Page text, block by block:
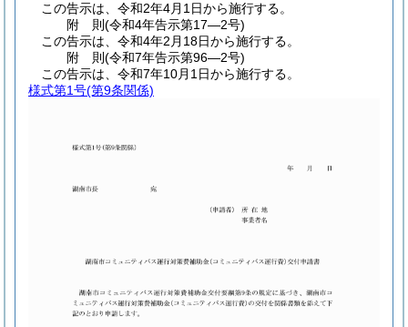
この告示は、令和2年4月1日から施行する。
附 則(令和4年告示第17―2号)
この告示は、令和4年2月18日から施行する。
附 則(令和7年告示第96―2号)
この告示は、令和7年10月1日から施行する。
様式第1号(第9条関係)